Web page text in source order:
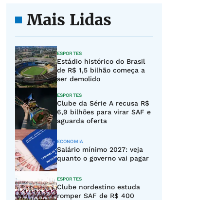
Mais Lidas
ESPORTES
Estádio histórico do Brasil
de R$ 1,5 bilhão começa a
ser demolido
ESPORTES
Clube da Série A recusa R$
6,9 bilhões para virar SAF e
aguarda oferta
ECONOMIA
Salário mínimo 2027: veja
quanto o governo vai pagar
ESPORTES
Clube nordestino estuda
romper SAF de R$ 400